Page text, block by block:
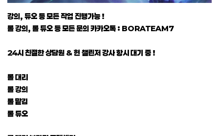
강의, 듀오 등 모든 작업 진행가능 !
롤 강의, 롤 듀오 등 모든 문의 카카오톡 : BORATEAM7
24시 친절한 상담원 & 현 챌린저 강사 항시 대기 중 !
롤 대리
롤 강의
롤 맡김
롤 듀오